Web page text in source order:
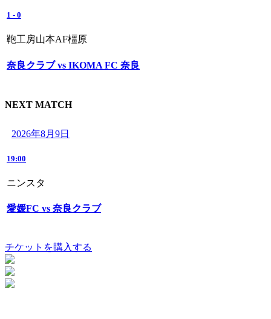
1 - 0
鞄工房山本AF橿原
奈良クラブ vs IKOMA FC 奈良
NEXT MATCH
2026年8月9日
19:00
ニンスタ
愛媛FC vs 奈良クラブ
チケットを購入する